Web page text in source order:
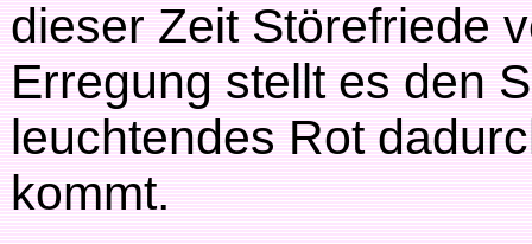
dieser Zeit Störefriede
Erregung stellt es den
leuchtendes Rot
kommt.